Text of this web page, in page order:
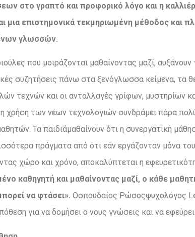
στο γραπτό και προφορικό λόγο και η
επιστημονικά τεκμηριωμένη μέθοδος και
γλωσσών.
που μοιράζονται μαθαίνοντας μαζί,
συζητήσεις πάνω στα ξενόγλωσσα κείμενα, τα
τεχνών και οι ανταλλαγές γρίφων, μυστηρίων
χρήση των νέων τεχνολογιών συνδράμει πάρα
Τα παιδιάμαθαίνουν ότι η συνεργατική
πράγματα από ότι εάν εργάζονταν μόνα
χώρο και χρόνο, αποκαλύπτεται η
καθηγητή και μαθαίνοντας μαζί, ο κάθε
να φτάσει». Οσπουδαίος Ρώσοςψυχολόγος
για να δομήσει ο νους γνώσεις και να